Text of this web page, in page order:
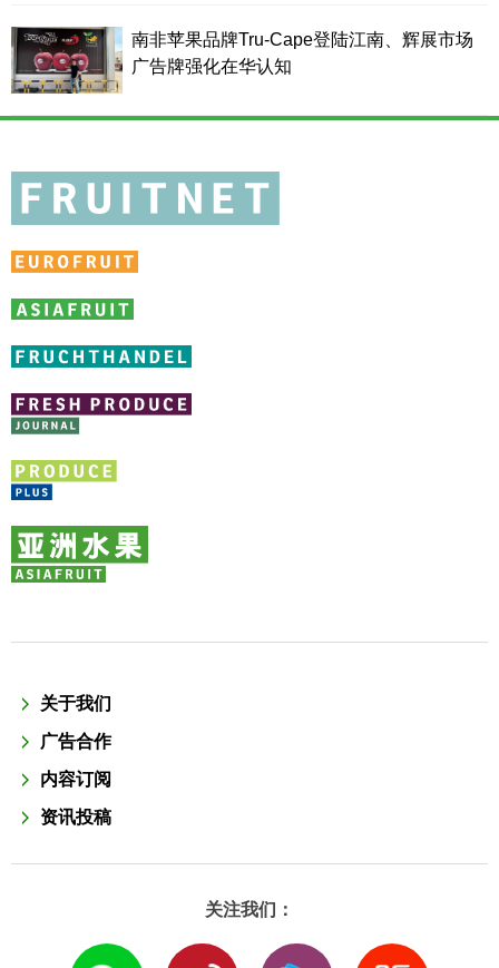
南非苹果品牌Tru-Cape登陆江南、辉展市场
广告牌强化在华认知
关于我们
广告合作
内容订阅
资讯投稿
关注我们：